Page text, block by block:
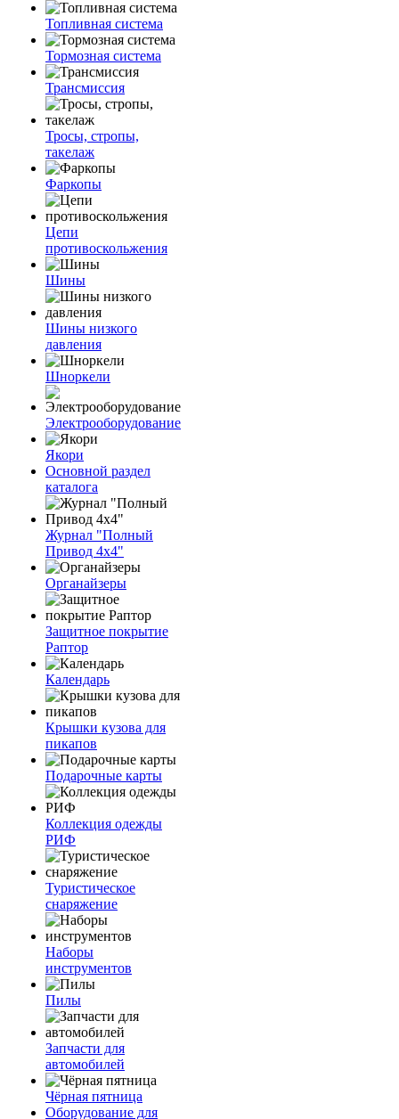
Топливная система
Тормозная система
Трансмиссия
Тросы, стропы,
такелаж
Фаркопы
Цепи
противоскольжения
Шины
Шины низкого
давления
Шноркели
Электрооборудование
Якори
Основной раздел
каталога
Журнал "Полный
Привод 4х4"
Органайзеры
Защитное покрытие
Раптор
Календарь
Крышки кузова для
пикапов
Подарочные карты
Коллекция одежды
РИФ
Туристическое
снаряжение
Наборы
инструментов
Пилы
Запчасти для
автомобилей
Чёрная пятница
Оборудование для